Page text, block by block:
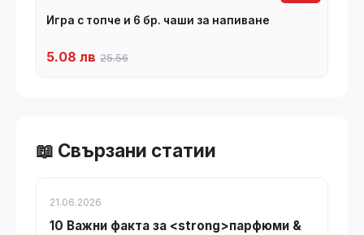
Игра с топче и 6 бр. чаши за напиване
5.08 лв 25.56
📖 Свързани статии
21.06.2026
10 Важни факта за <strong>парфюми &